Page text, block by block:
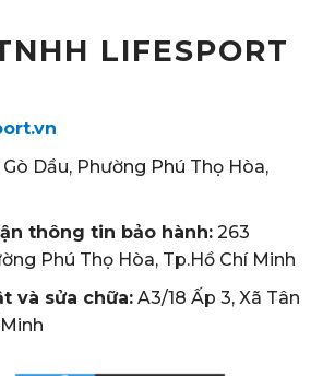
LIFESPORT
Dầu, Phường Phú Thọ Hòa,
thông tin bảo hành:263
Phú Thọ Hòa, Tp.Hồ Chí Minh
và sửa chữa:A3/18 Ấp 3, Xã Tân